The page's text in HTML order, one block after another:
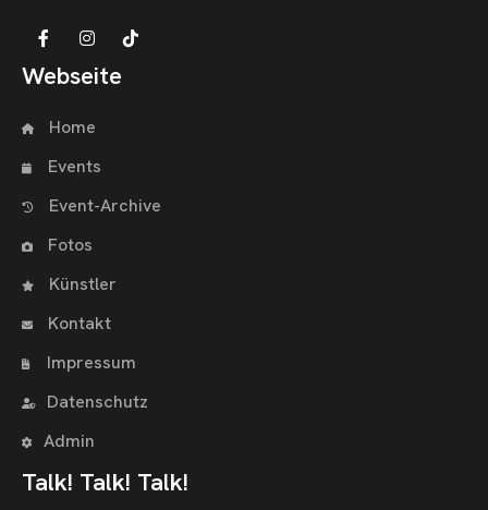
Webseite
Home
Events
Event-Archive
Fotos
Künstler
Kontakt
Impressum
Datenschutz
Admin
Talk! Talk! Talk!